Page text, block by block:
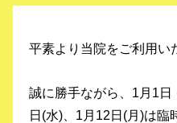
平素より当院をご利用い
誠に勝手ながら、1月1
日(水)、1月12日(月)は臨